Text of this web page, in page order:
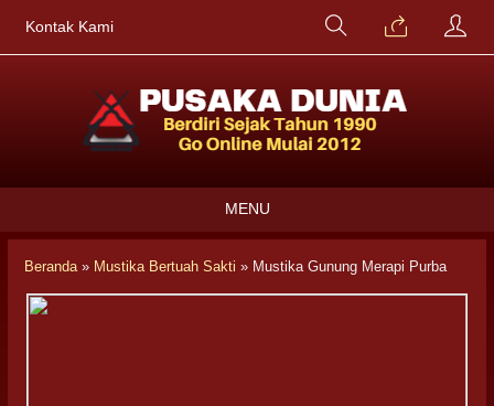
Kontak Kami
MENU
Beranda» Mustika Bertuah Sakti » Mustika Gunung Merapi Purba